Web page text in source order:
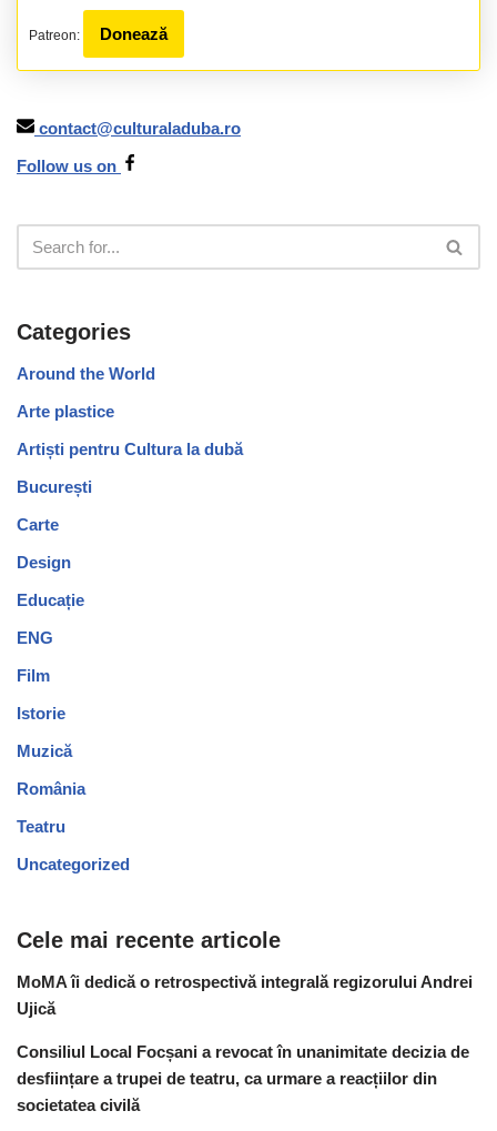
Patreon: Donează
contact@culturaladuba.ro
Follow us on
Categories
Around the World
Arte plastice
Artiști pentru Cultura la dubă
București
Carte
Design
Educație
ENG
Film
Istorie
Muzică
România
Teatru
Uncategorized
Cele mai recente articole
MoMA îi dedică o retrospectivă integrală regizorului Andrei
Ujică
Consiliul Local Focșani a revocat în unanimitate decizia de
desființare a trupei de teatru, ca urmare a reacțiilor din
societatea civilă